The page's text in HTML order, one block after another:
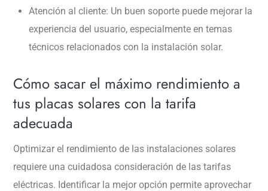
Atención al cliente: Un buen soporte puede mejorar la
experiencia del usuario, especialmente en temas
técnicos relacionados con la instalación solar.
Cómo sacar el máximo rendimiento a
tus placas solares con la tarifa
adecuada
Optimizar el rendimiento de las instalaciones solares
requiere una cuidadosa consideración de las tarifas
eléctricas. Identificar la mejor opción permite aprovechar